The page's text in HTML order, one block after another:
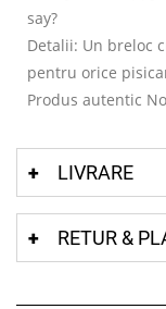
say?
Detalii: Un breloc
pentru orice
Produs autentic
LIVRARE
RETUR &